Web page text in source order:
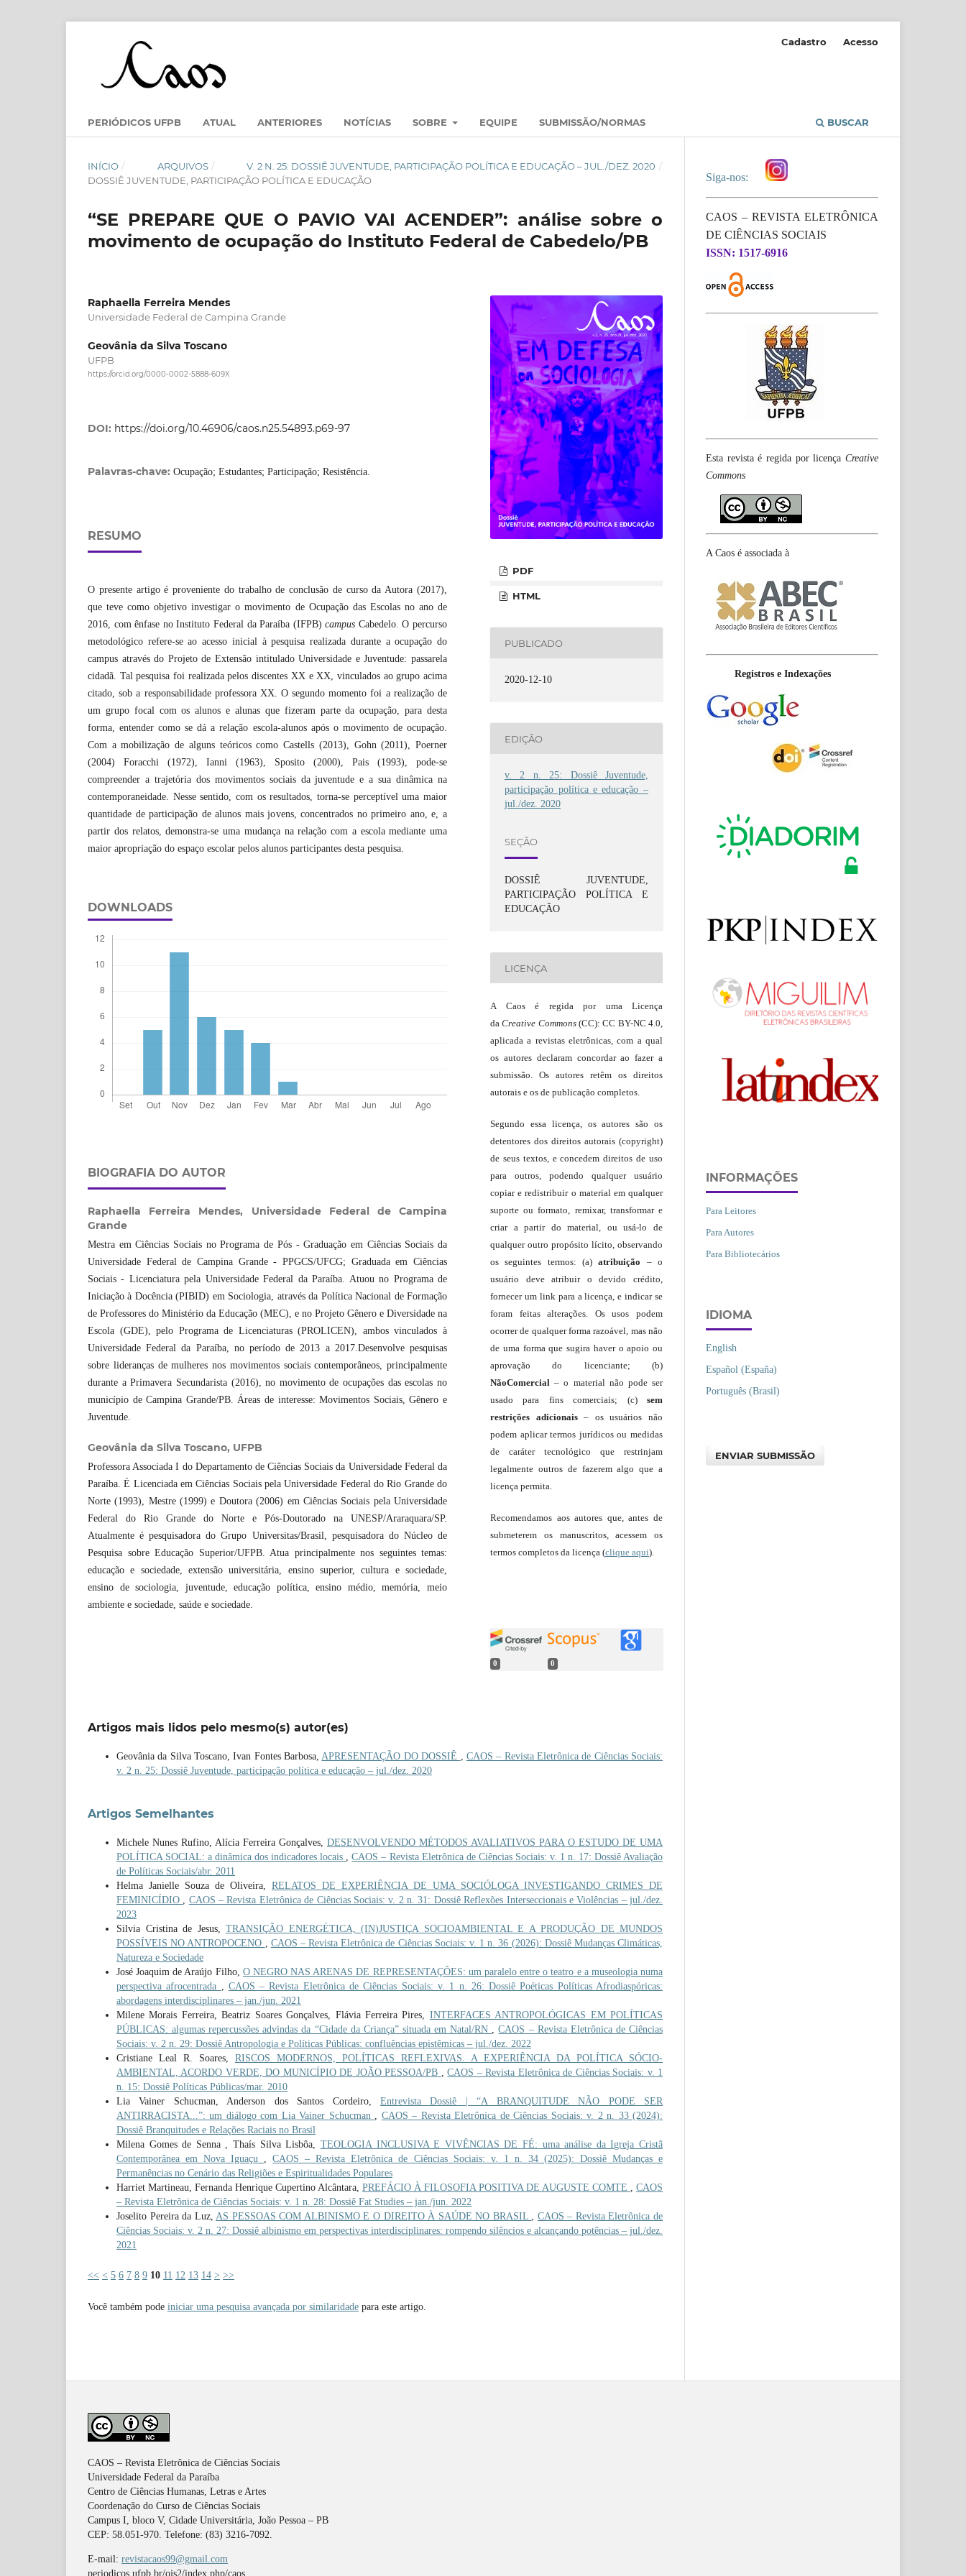
PERIÓDICOS UFPB ATUAL ANTERIORES NOTÍCIAS SOBRE EQUIPE SUBMISSÃO/NORMAS BUSCAR
Cadastro Acesso
INÍCIO / ARQUIVOS / V. 2 N. 25: DOSSIÊ JUVENTUDE, PARTICIPAÇÃO POLÍTICA E EDUCAÇÃO – JUL./DEZ. 2020 /
DOSSIÊ JUVENTUDE, PARTICIPAÇÃO POLÍTICA E EDUCAÇÃO
“SE PREPARE QUE O PAVIO VAI ACENDER”: análise sobre o
movimento de ocupação do Instituto Federal de Cabedelo/PB
Raphaella Ferreira Mendes
Universidade Federal de Campina Grande
Geovânia da Silva Toscano
UFPB
https://orcid.org/0000-0002-5888-609X
DOI: https://doi.org/10.46906/caos.n25.54893.p69-97
Palavras-chave: Ocupação; Estudantes; Participação; Resistência.
RESUMO
O presente artigo é proveniente do trabalho de conclusão de curso da Autora (2017),
que teve como objetivo investigar o movimento de Ocupação das Escolas no ano de
2016, com ênfase no Instituto Federal da Paraíba (IFPB)campus Cabedelo. O percurso
metodológico refere-se ao acesso inicial à pesquisa realizada durante a ocupação do
campus através do Projeto de Extensão intitulado Universidade e Juventude: passarela
cidadã. Tal pesquisa foi realizada pelos discentes XX e XX, vinculados ao grupo acima
citado, sob a responsabilidade professora XX. O segundo momento foi a realização de
um grupo focal com os alunos e alunas que fizeram parte da ocupação, para desta
forma, entender como se dá a relação escola-alunos após o movimento de ocupação.
Com a mobilização de alguns teóricos como Castells (2013), Gohn (2011), Poerner
(2004) Foracchi (1972), Ianni (1963), Sposito (2000), Pais (1993), pode-se
compreender a trajetória dos movimentos sociais da juventude e a sua dinâmica na
contemporaneidade. Nesse sentido, com os resultados, torna-se perceptível uma maior
quantidade de participação de alunos mais jovens, concentrados no primeiro ano, e, a
partir dos relatos, demonstra-se uma mudança na relação com a escola mediante uma
maior apropriação do espaço escolar pelos alunos participantes desta pesquisa.
DOWNLOADS
BIOGRAFIA DO AUTOR
Raphaella Ferreira Mendes, Universidade Federal de Campina
Grande
Mestra em Ciências Sociais no Programa de Pós - Graduação em Ciências Sociais da
Universidade Federal de Campina Grande - PPGCS/UFCG; Graduada em Ciências
Sociais - Licenciatura pela Universidade Federal da Paraíba. Atuou no Programa de
Iniciação à Docência (PIBID) em Sociologia, através da Política Nacional de Formação
de Professores do Ministério da Educação (MEC), e no Projeto Gênero e Diversidade na
Escola (GDE), pelo Programa de Licenciaturas (PROLICEN), ambos vinculados à
Universidade Federal da Paraíba, no período de 2013 a 2017.Desenvolve pesquisas
sobre lideranças de mulheres nos movimentos sociais contemporâneos, principalmente
durante a Primavera Secundarista (2016), no movimento de ocupações das escolas no
município de Campina Grande/PB. Áreas de interesse: Movimentos Sociais, Gênero e
Juventude.
Geovânia da Silva Toscano, UFPB
Professora Associada I do Departamento de Ciências Sociais da Universidade Federal da
Paraíba. É Licenciada em Ciências Sociais pela Universidade Federal do Rio Grande do
Norte (1993), Mestre (1999) e Doutora (2006) em Ciências Sociais pela Universidade
Federal do Rio Grande do Norte e Pós-Doutorado na UNESP/Araraquara/SP.
Atualmente é pesquisadora do Grupo Universitas/Brasil, pesquisadora do Núcleo de
Pesquisa sobre Educação Superior/UFPB. Atua principalmente nos seguintes temas:
educação e sociedade, extensão universitária, ensino superior, cultura e sociedade,
ensino de sociologia, juventude, educação política, ensino médio, memória, meio
ambiente e sociedade, saúde e sociedade.
PDF
HTML
PUBLICADO
2020-12-10
EDIÇÃO
v. 2 n. 25: Dossiê Juventude,
participação política e educação –
jul./dez. 2020
SEÇÃO
DOSSIÊ JUVENTUDE,
PARTICIPAÇÃO POLÍTICA E
EDUCAÇÃO
LICENÇA
A Caos é regida por uma Licença
daCreative Commons(CC): CC BY-NC 4.0,
aplicada a revistas eletrônicas, com a qual
os autores declaram concordar ao fazer a
submissão. Os autores retêm os direitos
autorais e os de publicação completos.
Segundo essa licença, os autores são os
detentores dos direitos autorais (copyright)
de seus textos, e concedem direitos de uso
para outros, podendo qualquer usuário
copiar e redistribuir o material em qualquer
suporte ou formato, remixar, transformar e
criar a partir do material, ou usá-lo de
qualquer outro propósito lícito, observando
os seguintes termos: (a)atribuição – o
usuário deve atribuir o devido crédito,
fornecer um link para a licença, e indicar se
foram feitas alterações. Os usos podem
ocorrer de qualquer forma razoável, mas não
de uma forma que sugira haver o apoio ou
aprovação do licenciante; (b)
NãoComercial – o material não pode ser
usado para fins comerciais; (c) sem
restrições adicionais– os usuários não
podem aplicar termos jurídicos ou medidas
de caráter tecnológico que restrinjam
legalmente outros de fazerem algo que a
licença permita.
Recomendamos aos autores que, antes de
submeterem os manuscritos, acessem os
termos completos da licença (clique aqui).
0 0
Artigos mais lidos pelo mesmo(s) autor(es)
Geovânia da Silva Toscano, Ivan Fontes Barbosa,APRESENTAÇÃO DO DOSSIÊ , CAOS – Revista Eletrônica de Ciências Sociais:
v. 2 n. 25: Dossiê Juventude, participação política e educação – jul./dez. 2020
Artigos Semelhantes
Michele Nunes Rufino, Alícia Ferreira Gonçalves, DESENVOLVENDO MÉTODOS AVALIATIVOS PARA O ESTUDO DE UMA
POLÍTICA SOCIAL: a dinâmica dos indicadores locais ,CAOS – Revista Eletrônica de Ciências Sociais: v. 1 n. 17: Dossiê Avaliação
de Políticas Sociais/abr. 2011
Helma Janielle Souza de Oliveira, RELATOS DE EXPERIÊNCIA DE UMA SOCIÓLOGA INVESTIGANDO CRIMES DE
FEMINICÍDIO , CAOS – Revista Eletrônica de Ciências Sociais: v. 2 n. 31: Dossiê Reflexões Interseccionais e Violências – jul./dez.
2023
Silvia Cristina de Jesus, TRANSIÇÃO ENERGÉTICA, (IN)JUSTIÇA SOCIOAMBIENTAL E A PRODUÇÃO DE MUNDOS
POSSÍVEIS NO ANTROPOCENO , CAOS – Revista Eletrônica de Ciências Sociais: v. 1 n. 36 (2026): Dossiê Mudanças Climáticas,
Natureza e Sociedade
José Joaquim de Araújo Filho, O NEGRO NAS ARENAS DE REPRESENTAÇÕES: um paralelo entre o teatro e a museologia numa
perspectiva afrocentrada , CAOS – Revista Eletrônica de Ciências Sociais: v. 1 n. 26: Dossiê Poéticas Políticas Afrodiaspóricas:
abordagens interdisciplinares – jan./jun. 2021
Milene Morais Ferreira, Beatriz Soares Gonçalves, Flávia Ferreira Pires, INTERFACES ANTROPOLÓGICAS EM POLÍTICAS
PÚBLICAS: algumas repercussões advindas da “Cidade da Criança” situada em Natal/RN ,CAOS – Revista Eletrônica de Ciências
Sociais: v. 2 n. 29: Dossiê Antropologia e Políticas Públicas: confluências epistêmicas – jul./dez. 2022
Cristiane Leal R. Soares, RISCOS MODERNOS, POLÍTICAS REFLEXIVAS. A EXPERIÊNCIA DA POLÍTICA SÓCIO-
AMBIENTAL, ACORDO VERDE, DO MUNICÍPIO DE JOÃO PESSOA/PB ,CAOS – Revista Eletrônica de Ciências Sociais: v. 1
n. 15: Dossiê Políticas Públicas/mar. 2010
Lia Vainer Schucman, Anderson dos Santos Cordeiro, Entrevista Dossiê | “A BRANQUITUDE NÃO PODE SER
ANTIRRACISTA...”: um diálogo com Lia Vainer Schucman , CAOS – Revista Eletrônica de Ciências Sociais: v. 2 n. 33 (2024):
Dossiê Branquitudes e Relações Raciais no Brasil
Milena Gomes de Senna , Thaís Silva Lisbôa, TEOLOGIA INCLUSIVA E VIVÊNCIAS DE FÉ: uma análise da Igreja Cristã
Contemporânea em Nova Iguaçu ,CAOS – Revista Eletrônica de Ciências Sociais: v. 1 n. 34 (2025): Dossiê Mudanças e
Permanências no Cenário das Religiões e Espiritualidades Populares
Harriet Martineau, Fernanda Henrique Cupertino Alcântara, PREFÁCIO À FILOSOFIA POSITIVA DE AUGUSTE COMTE , CAOS
– Revista Eletrônica de Ciências Sociais: v. 1 n. 28: Dossiê Fat Studies – jan./jun. 2022
Joselito Pereira da Luz,AS PESSOAS COM ALBINISMO E O DIREITO À SAÚDE NO BRASIL , CAOS – Revista Eletrônica de
Ciências Sociais: v. 2 n. 27: Dossiê albinismo em perspectivas interdisciplinares: rompendo silêncios e alcançando potências – jul./dez.
2021
<< < 5 6 7 8 9 10 11 12 13 14 > >>
Você também pode iniciar uma pesquisa avançada por similaridade para este artigo.
Siga-nos:
CAOS – REVISTA ELETRÔNICA
DE CIÊNCIAS SOCIAIS
ISSN: 1517-6916
Esta revista é regida por licença Creative
Commons
A Caos é associada à
Registros e Indexações
INFORMAÇÕES
Para Leitores
Para Autores
Para Bibliotecários
IDIOMA
English
Español (España)
Português (Brasil)
ENVIAR SUBMISSÃO
CAOS – Revista Eletrônica de Ciências Sociais
Universidade Federal da Paraíba
Centro de Ciências Humanas, Letras e Artes
Coordenação do Curso de Ciências Sociais
Campus I, bloco V, Cidade Universitária, João Pessoa – PB
CEP: 58.051-970. Telefone: (83) 3216-7092.
E-mail: revistacaos99@gmail.com
periodicos.ufpb.br/ojs2/index.php/caos